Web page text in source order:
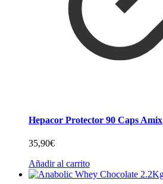
Hepacor Protector 90 Caps Amix
35,90€
Añadir al carrito